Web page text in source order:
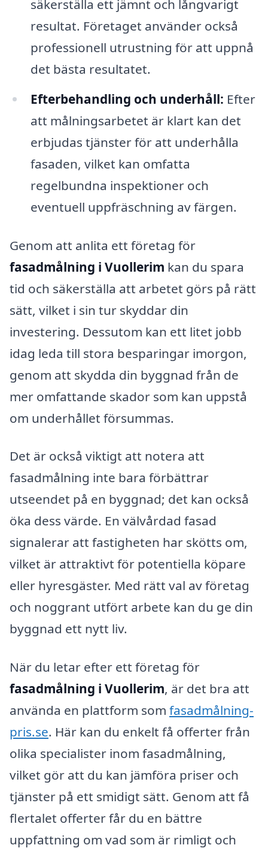
säkerställa ett jämnt och långvarigt
resultat. Företaget använder också
professionell utrustning för att uppnå
det bästa resultatet.
Efterbehandling och underhåll: Efter
att målningsarbetet är klart kan det
erbjudas tjänster för att underhålla
fasaden, vilket kan omfatta
regelbundna inspektioner och
eventuell uppfräschning av färgen.
Genom att anlita ett företag för
fasadmålning i Vuollerim kan du spara
tid och säkerställa att arbetet görs på rätt
sätt, vilket i sin tur skyddar din
investering. Dessutom kan ett litet jobb
idag leda till stora besparingar imorgon,
genom att skydda din byggnad från de
mer omfattande skador som kan uppstå
om underhållet försummas.
Det är också viktigt att notera att
fasadmålning inte bara förbättrar
utseendet på en byggnad; det kan också
öka dess värde. En välvårdad fasad
signalerar att fastigheten har skötts om,
vilket är attraktivt för potentiella köpare
eller hyresgäster. Med rätt val av företag
och noggrant utfört arbete kan du ge din
byggnad ett nytt liv.
När du letar efter ett företag för
fasadmålning i Vuollerim, är det bra att
använda en plattform som fasadmålning-
pris.se. Här kan du enkelt få offerter från
olika specialister inom fasadmålning,
vilket gör att du kan jämföra priser och
tjänster på ett smidigt sätt. Genom att få
flertalet offerter får du en bättre
uppfattning om vad som är rimligt och